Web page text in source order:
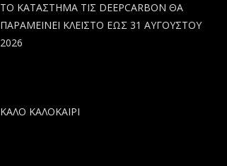
ΤΟ ΚΑΤΑΣΤΗΜΑ ΤΙΣ DEEPCARBON ΘΑ
ΠΑΡΑΜΕΙΝΕΙ ΚΛΕΙΣΤΟ ΕΩΣ 31 ΑΥΓΟΥΣΤΟΥ
2026
ΚΑΛΟ ΚΑΛΟΚΑΙΡΙ